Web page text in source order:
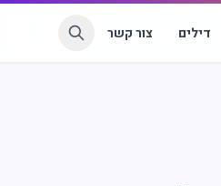
דילים צור קשר